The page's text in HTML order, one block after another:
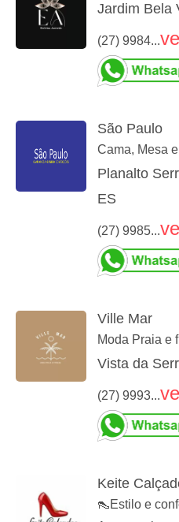
Jardim Bela
(27) 9984...
São Paulo
Cama, Mesa
Planalto
ES
(27) 9985...
Ville Mar
Moda Praia e
Vista da
(27) 9993...
Keite
👠Estilo e